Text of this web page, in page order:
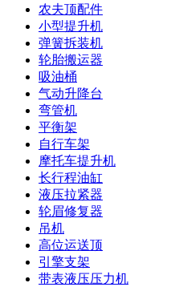
农夫顶配件
小型提升机
弹簧拆装机
轮胎搬运器
吸油桶
气动升降台
弯管机
平衡架
自行车架
摩托车提升机
长行程油缸
液压拉紧器
轮眉修复器
吊机
高位运送顶
引擎支架
带表液压压力机